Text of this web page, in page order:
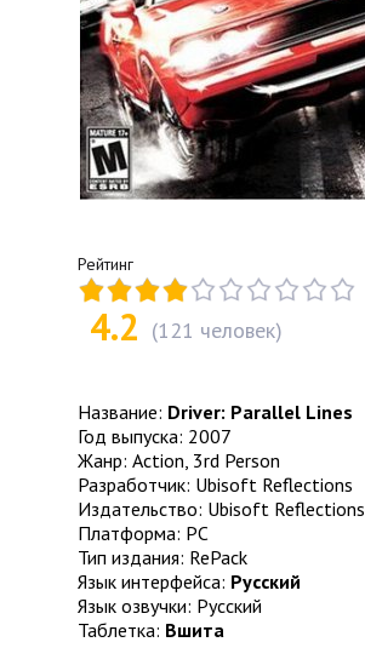
Рейтинг
4.2 (121 человек)
Название: Driver: Parallel Lines
Год выпуска: 2007
Жанр: Action, 3rd Person
Разработчик: Ubisoft Reflections
Издательство: Ubisoft Reflections
Платформа: PC
Тип издания: RePack
Язык интерфейса: Русский
Язык озвучки: Русский
Таблетка: Вшита